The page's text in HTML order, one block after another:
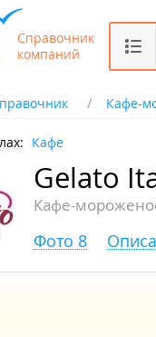
Справочник
компаний
Кафе-
Кафе
Gelato
Кафе-
Фото 8